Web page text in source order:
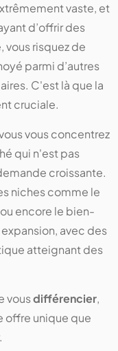
vaste, et
d’offrir des
vous risquez de
parmi d’autres
C'est là que la
cruciale.
vous concentrez
qui n'est pas
croissante.
niches comme le
encore le bien-
avec des
atteignant des
vousdifférencier,
offre unique que